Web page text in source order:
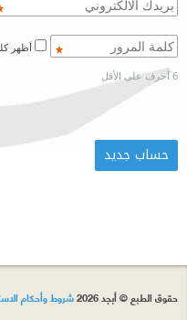
6 أحرف على الأقل
حقوق الطبع © أبجد 2026 شروط وأحكام